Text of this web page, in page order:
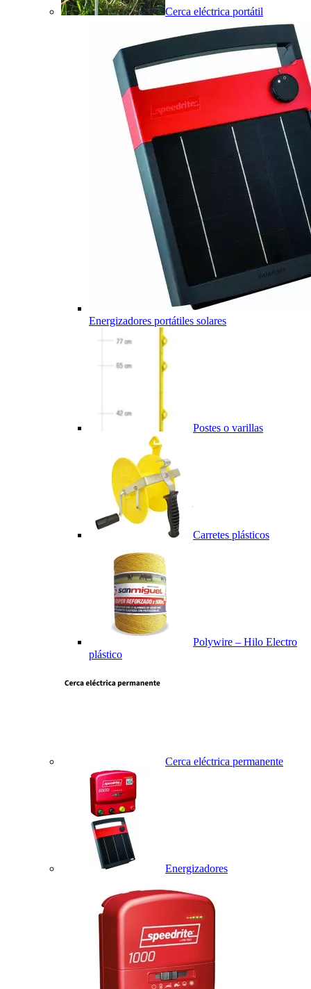
Cerca eléctrica portátil
Energizadores portátiles solares
Postes o varillas
Carretes plásticos
Polywire – Hilo Electro
plástico
Cerca eléctrica permanente
Energizadores